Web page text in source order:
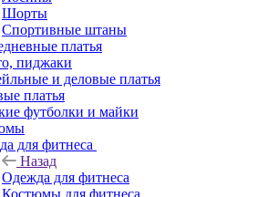
Шорты
Спортивные штаны
платья
пиджаки
и деловые платья
платья
футболки и майки
для фитнеса
Назад
Одежда для фитнеса
Костюмы для фитнеса